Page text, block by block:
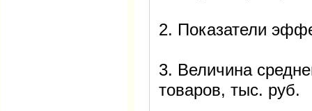
2. Показатели
3. Величина
товаров, тыс. руб.